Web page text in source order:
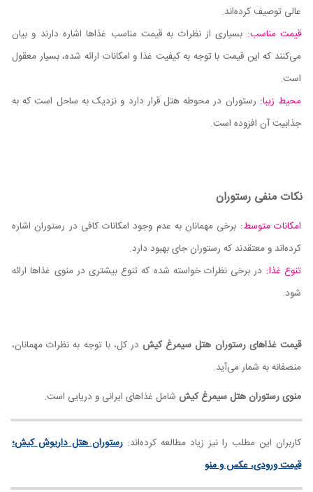
عالی توصیف کرده‌اند.
قیمت مناسب: بسیاری از نظرات به قیمت مناسب غذاها اشاره دارند و بیان
می‌کنند که این قیمت با توجه به کیفیت غذا و امکانات ارائه شده، بسیار معقول
است.
محیط زیبا: رستوران در محوطه هتل قرار دارد و نزدیک به ساحل است که به
جذابیت آن افزوده است.
نکات منفی رستوران
امکانات متوسط: برخی مهمانان به عدم وجود امکانات کافی در رستوران اشاره
کرده‌اند و معتقدند که رستوران جای بهبود دارد.
تنوع غذا: در برخی نظرات خواسته شده که تنوع بیشتری در منوی غذاها ارائه
شود.
قیمت غذاهای رستوران هتل سیمرغ کیش در کل، با توجه به نظرات مهمانان،
منصفانه به شمار می‌آید.
منوی رستوران هتل سیمرغ کیش شامل غذاهای ایرانی و دریایی است.
کاربران این مطلب را نیز زیاد مطالعه کرده‌اند: رستوران هتل داریوش کیش؛
قیمت ورودی، عکس و منو